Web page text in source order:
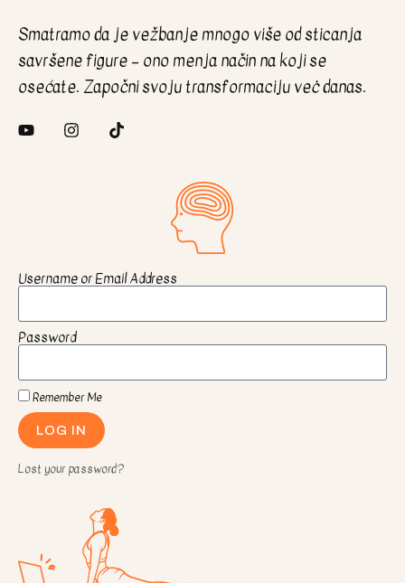
Smatramo da je vežbanje mnogo više od sticanja
savršene figure – ono menja način na koji se
osećate. Započni svoju transformaciju veċ danas.
Username or Email Address
Password
Remember Me
LOG IN
Lost your password?